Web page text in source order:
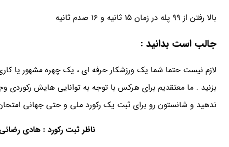
بالا رفتن از ۹۹ پله در زمان ۱۵ ثانیه و ۱۶ صدم ثانیه
جالب است بدانید :
لازم نیست حتما شما یک ورزشکار حرفه ای ، یک چهره مشهور یا
بزنید . ما معتقدیم برای هرکس با توجه به توانایی هایش
ندهید و شانستون رو برای ثبت یک رکورد ملی و حتی جهانی
ناظر ثبت رکورد : هادی رضائی